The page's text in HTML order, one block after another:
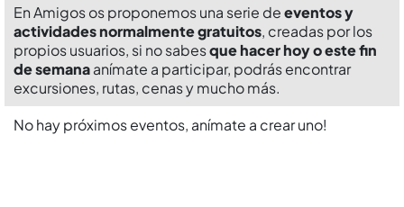
En Amigos os proponemos una serie deeventos y
actividades normalmente gratuitos, creadas por los
propios usuarios, si no sabesque hacer hoy o este fin
de semanaanímate a participar, podrás encontrar
excursiones, rutas, cenas y mucho más.
No hay próximos eventos, anímate a crear uno!